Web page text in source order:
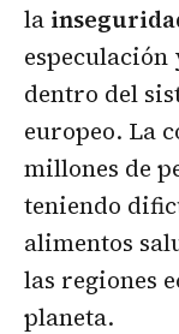
la
dentro del
europeo. La
millones de
teniendo
alimentos
las regiones
planeta.